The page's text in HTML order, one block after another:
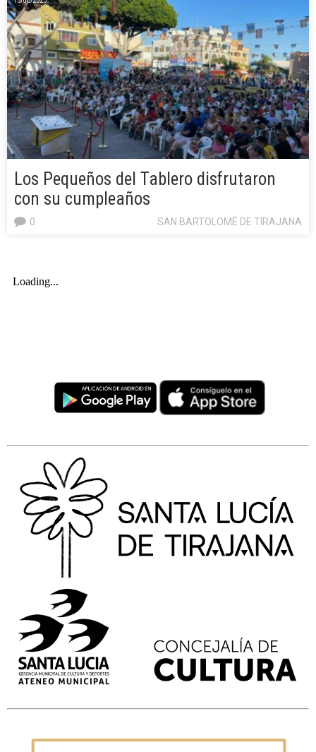
Los Pequeños del Tablero disfrutaron
con su cumpleaños
SAN BARTOLOMÉ DE TIRAJANA
0